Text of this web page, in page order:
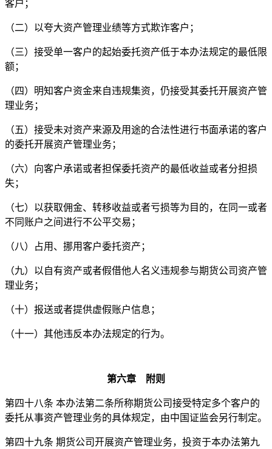
客户；
（二）以夸大资产管理业绩等方式欺诈客户；
（三）接受单一客户的起始委托资产低于本办法规定的最低限
额；
（四）明知客户资金来自违规集资，仍接受其委托开展资产管
理业务；
（五）接受未对资产来源及用途的合法性进行书面承诺的客户
的委托开展资产管理业务；
（六）向客户承诺或者担保委托资产的最低收益或者分担损
失；
（七）以获取佣金、转移收益或者亏损等为目的，在同一或者
不同账户之间进行不公平交易；
（八）占用、挪用客户委托资产；
（九）以自有资产或者假借他人名义违规参与期货公司资产管
理业务；
（十）报送或者提供虚假账户信息；
（十一）其他违反本办法规定的行为。
第六章 附则
第四十八条 本办法第二条所称期货公司接受特定多个客户的
委托从事资产管理业务的具体规定，由中国证监会另行制定。
第四十九条 期货公司开展资产管理业务，投资于本办法第九